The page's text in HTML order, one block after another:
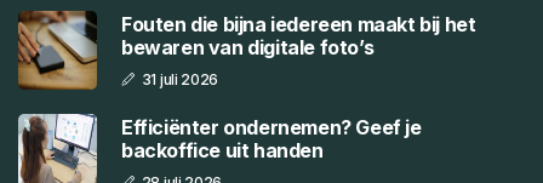
Fouten die bijna iedereen maakt bij het
bewaren van digitale foto’s
31 juli 2026
Efficiënter ondernemen? Geef je
backoffice uit handen